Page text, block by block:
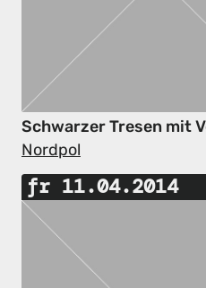
Schwarzer Tresen mit
Nordpol
fr 11.04.2014